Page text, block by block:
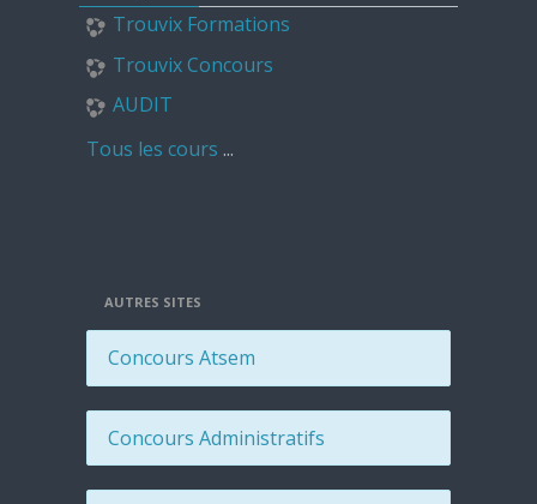
Trouvix Formations
Trouvix Concours
AUDIT
Tous les cours ...
AUTRES SITES
Concours Atsem
Concours Administratifs